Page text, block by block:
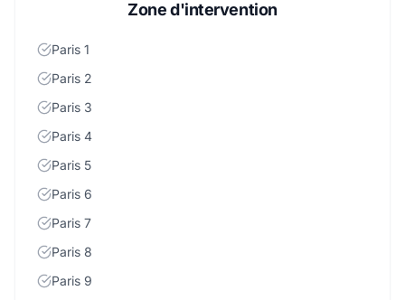
Zone d'intervention
Paris 1
Paris 2
Paris 3
Paris 4
Paris 5
Paris 6
Paris 7
Paris 8
Paris 9